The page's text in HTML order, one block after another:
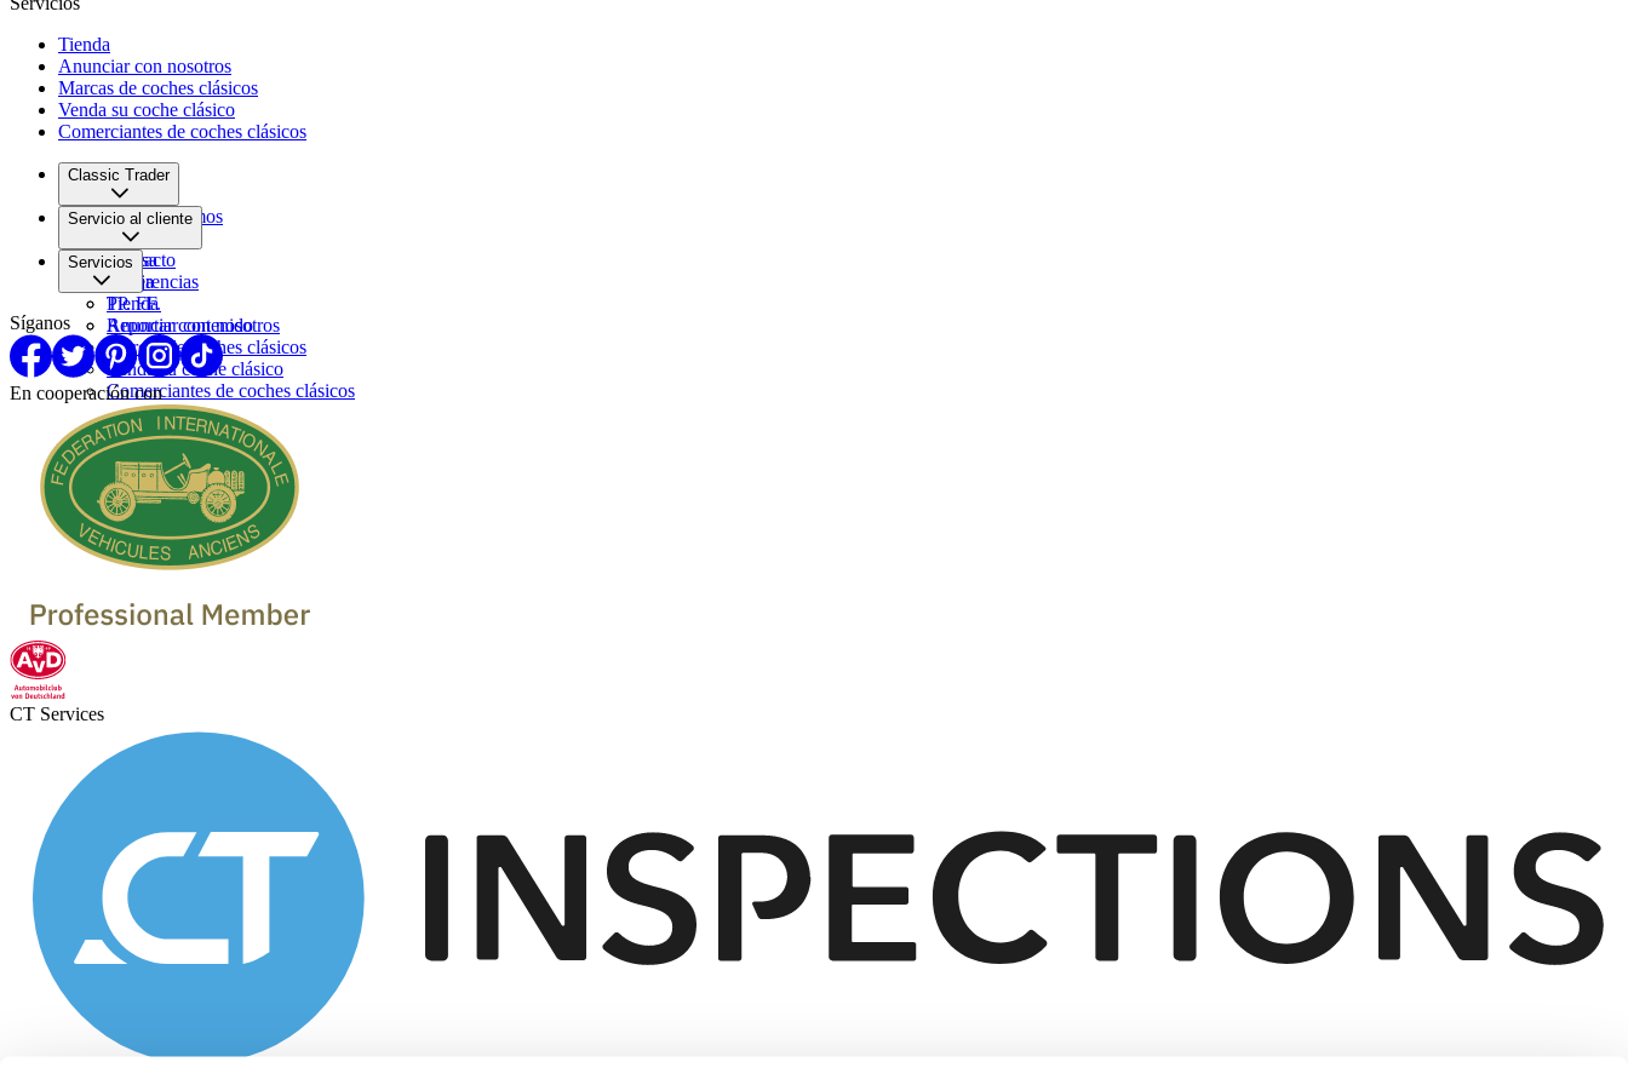
Tienda
Anunciar con nosotros
Marcas de coches clásicos
Venda su coche clásico
Comerciantes de coches clásicos
Classic Trader
Quiénes somos
Empleo
Prensa
Pareja
Servicio al cliente
Contacto
Sugerencias
PP. FF.
Reportar contenido
Servicios
Tienda
Anunciar con nosotros
Marcas de coches clásicos
Venda su coche clásico
Comerciantes de coches clásicos
Síganos
En cooperación con
CT Services